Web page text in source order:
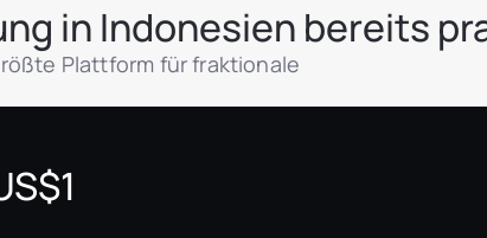
in Indonesien bereits
Plattform für fraktionale